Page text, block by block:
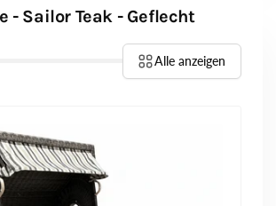
- Sailor Teak - Geflecht
Alle anzeigen